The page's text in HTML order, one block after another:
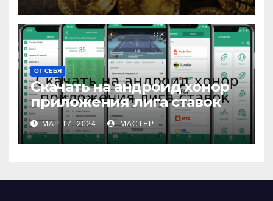
ОТ СЕБЯ
Скачать на андроид хонор
приложения лига ставок
МАР 17, 2024 МАСТЕР